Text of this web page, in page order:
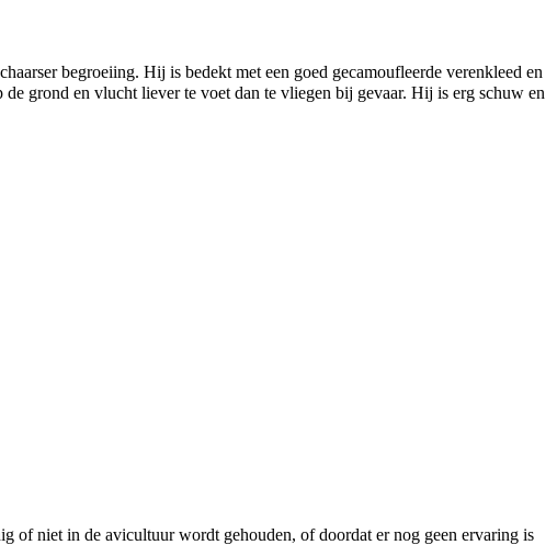
begroeiing. Hij is bedekt met een goed gecamoufleerde verenkleed en
grond en vlucht liever te voet dan te vliegen bij gevaar. Hij is erg schuw en
of niet in de avicultuur wordt gehouden, of doordat er nog geen ervaring is